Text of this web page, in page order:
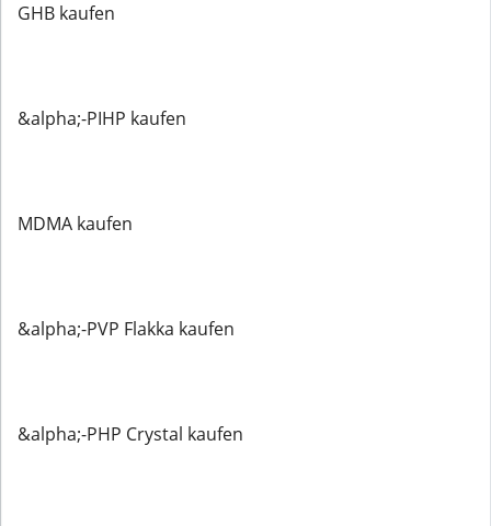
GHB kaufen
&alpha;-PIHP kaufen
MDMA kaufen
&alpha;-PVP Flakka kaufen
&alpha;-PHP Crystal kaufen